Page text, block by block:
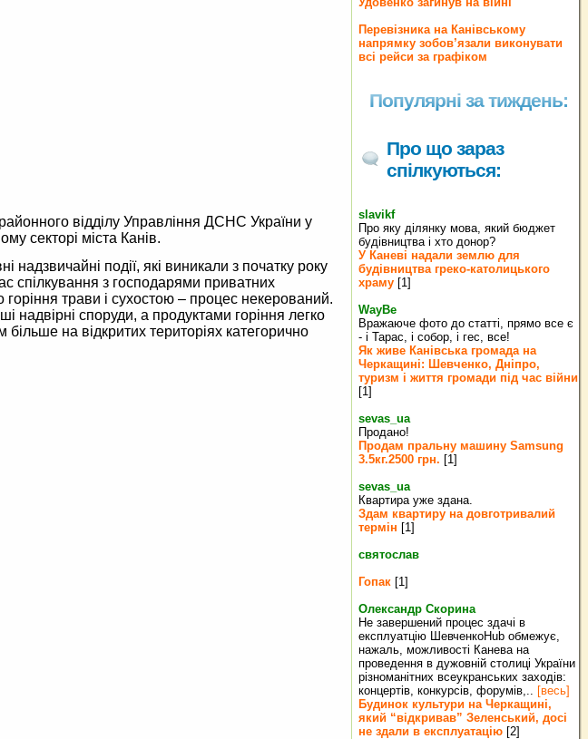
відділу Управління ДСНС України у
секторі міста Канів.
події, які виникали з початку року
спілкування з господарями приватних
трави і сухостою – процес некерований.
надвірні споруди, а продуктами горіння легко
на відкритих територіях категорично
Перевізника на Канівському
напрямку зобов’язали виконувати
всі рейси за графіком
Популярні за тиждень:
Про що зараз
спілкуються:
slavikf
Про яку ділянку мова, який бюджет
будівництва і хто донор?
У Каневі надали землю для
будівництва греко‐католицького
храму [1]
WayBe
Вражаюче фото до статті, прямо все є
- і Тарас, і собор, і гес, все!
Як живе Канівська громада на
Черкащині: Шевченко, Дніпро,
туризм і життя громади під час війни
[1]
sevas_ua
Продано!
Продам пральну машину Samsung
3.5кг.2500 грн. [1]
sevas_ua
Квартира уже здана.
Здам квартиру на довготривалий
термін [1]
святослав
Гопак [1]
Олександр Скорина
Не завершений процес здачі в
експлуатцію ШевченкоHub обмежує,
нажаль, можливості Канева на
проведення в дужовній столиці України
різноманітних всеукранських заходів:
концертів, конкурсів, форумів,.. [весь]
Будинок культури на Черкащині,
який “відкривав” Зеленський, досі
не здали в експлуатацію [2]